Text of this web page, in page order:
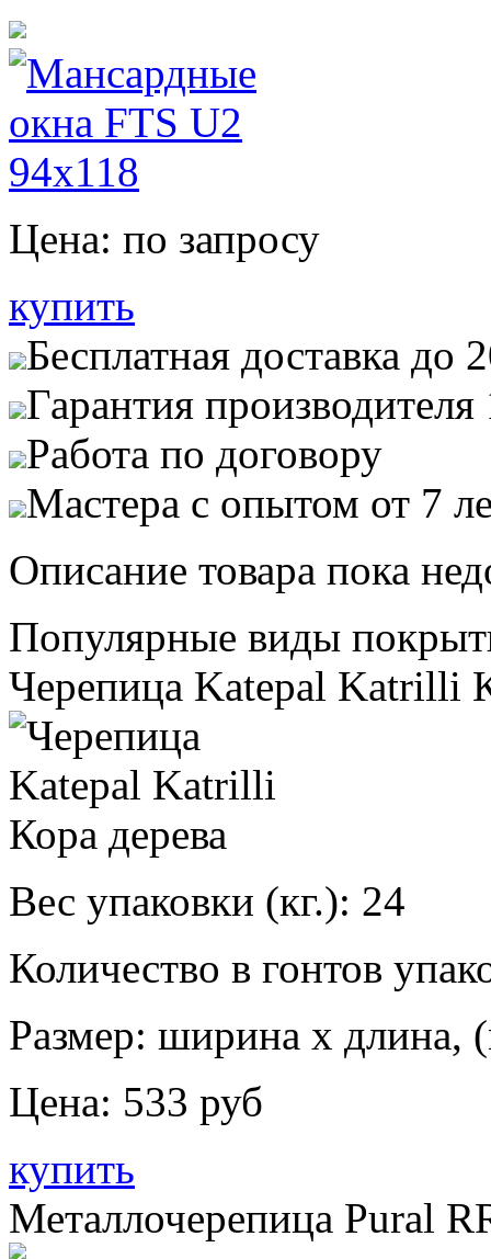
Цена: по запросу
купить
Бесплатная доставка до
Гарантия производителя
Работа по договору
Мастера с опытом от 7
Описание товара пока
Популярные виды
Черепица Katepal Katrilli
Вес упаковки (кг.): 24
Количество в гонтов
Размер: ширина х длина,
Цена: 533 руб
купить
Металлочерепица Pural